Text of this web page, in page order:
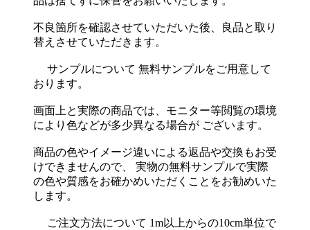
不良箇所を確認させていただいた後、良品と取り
替えさせていただきます。
サンプルについて 無料サンプルをご用意して
おります。
画面上と実際の商品では、モニター等閲覧の環境
により色などが多少異なる場合が ございます。
商品の色やイメージ違いによる返品や交換もお受
けできませんので、 実物の無料サンプルで実際
の色や質感をお確かめいただくことをお勧めいた
します。
ご注文方法について 1m以上からの10cm単位で